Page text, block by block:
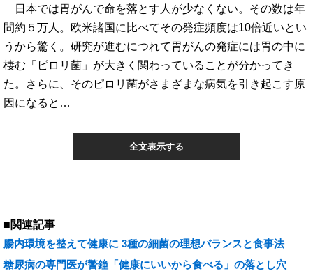
日本では胃がんで命を落とす人が少なくない。その数は年
間約５万人。欧米諸国に比べてその発症頻度は10倍近いとい
うから驚く。研究が進むにつれて胃がんの発症には胃の中に
棲む「ピロリ菌」が大きく関わっていることが分かってき
た。さらに、そのピロリ菌がさまざまな病気を引き起こす原
因になると…
全文表示する
■関連記事
腸内環境を整えて健康に 3種の細菌の理想バランスと食事法
糖尿病の専門医が警鐘「健康にいいから食べる」の落とし穴